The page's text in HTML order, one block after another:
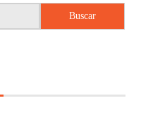
Buscar